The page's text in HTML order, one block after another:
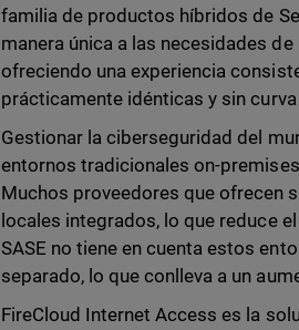
familia de productos híbridos de
manera única a las necesidades
ofreciendo una experiencia
prácticamente idénticas y sin
Gestionar la ciberseguridad del
entornos tradicionales on-
Muchos proveedores que ofrecen
locales integrados, lo que reduce
SASE no tiene en cuenta estos
separado, lo que conlleva a un
FireCloud Internet Access es la